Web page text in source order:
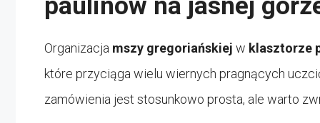
paulinów na jasnej
Organizacja mszy gregoriańskiej w klasztorze
które przyciąga wielu wiernych pragnących
zamówienia jest stosunkowo prosta, ale warto